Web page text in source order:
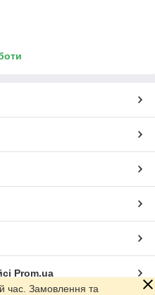
Prom.ua
час. Замовлення та